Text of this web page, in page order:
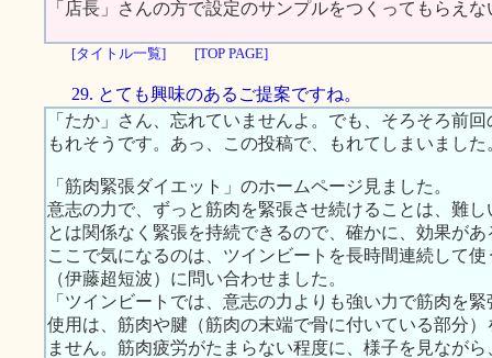
「店長」さんの方で設定のサンプルをつくってもらえ
[タイトル一覧] [TOP PAGE]
29. とても興味のあるご提案ですね。
「たか」さん、忘れていませんよ。でも、そろそろ前
もれそうです。あっ、この投稿で、もれてしまいました
「筋肉緊張ダイエット」のホームページ見ました。
意志の力で、ずっと筋肉を緊張させ続けることは、難
とは関係なく緊張を持続できるので、確かに、効果が
ここで気になるのは、ツインビートを長時間連続して
（伊藤超短波）に問い合わせました。
「ツインビートでは、意志の力よりも強い力で筋肉を
使用は、筋肉や腱（筋肉の末端で骨に付いている部分
ません。筋肉疲労がたまらない程度に、様子を見なが